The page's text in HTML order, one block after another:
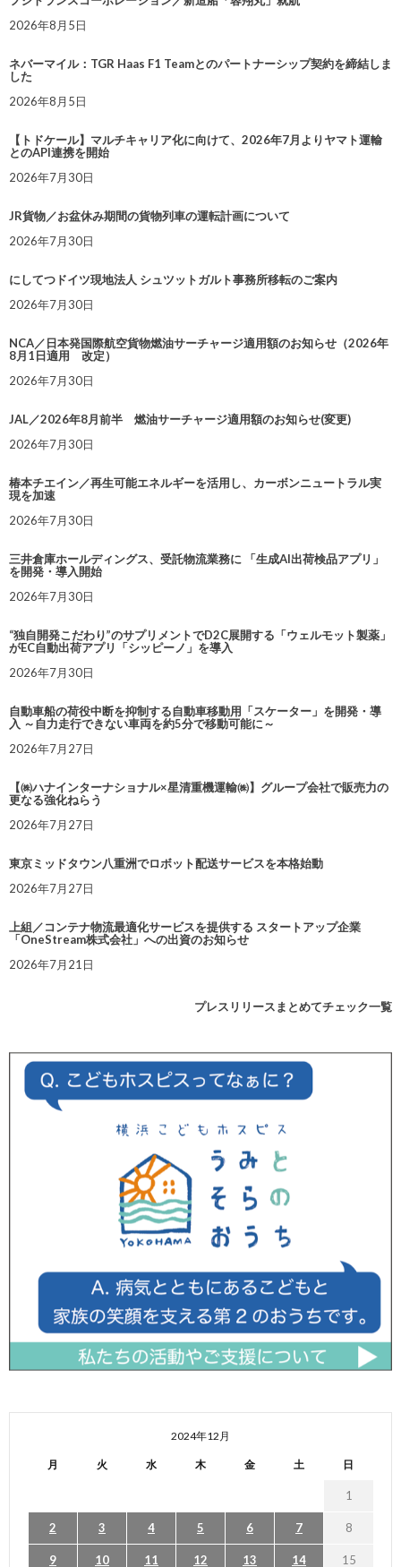
2026年8月5日
ネバーマイル：TGR Haas F1 Teamとのパートナーシップ契約を締結しま
した
2026年8月5日
【トドケール】マルチキャリア化に向けて、2026年7月よりヤマト運輸
とのAPI連携を開始
2026年7月30日
JR貨物／お盆休み期間の貨物列車の運転計画について
2026年7月30日
にしてつドイツ現地法人 シュツットガルト事務所移転のご案内
2026年7月30日
NCA／日本発国際航空貨物燃油サーチャージ適用額のお知らせ（2026年
8月1日適用 改定）
2026年7月30日
JAL／2026年8月前半 燃油サーチャージ適用額のお知らせ(変更)
2026年7月30日
椿本チエイン／再生可能エネルギーを活用し、カーボンニュートラル実
現を加速
2026年7月30日
三井倉庫ホールディングス、受託物流業務に 「生成AI出荷検品アプリ」
を開発・導入開始
2026年7月30日
“独自開発こだわり”のサプリメントでD2C展開する「ウェルモット製薬」
がEC自動出荷アプリ「シッピーノ」を導入
2026年7月30日
自動車船の荷役中断を抑制する自動車移動用「スケーター」を開発・導
入 ～自力走行できない車両を約5分で移動可能に～
2026年7月27日
【㈱ハナインターナショナル×星清重機運輸㈱】グループ会社で販売力の
更なる強化ねらう
2026年7月27日
東京ミッドタウン八重洲でロボット配送サービスを本格始動
2026年7月27日
上組／コンテナ物流最適化サービスを提供する スタートアップ企業
「OneStream株式会社」への出資のお知らせ
2026年7月21日
プレスリリースまとめてチェック一覧
2024年12月
月 火 水 木 金 土 日
1
2 3 4 5 6 7 8
9 10 11 12 13 14 15